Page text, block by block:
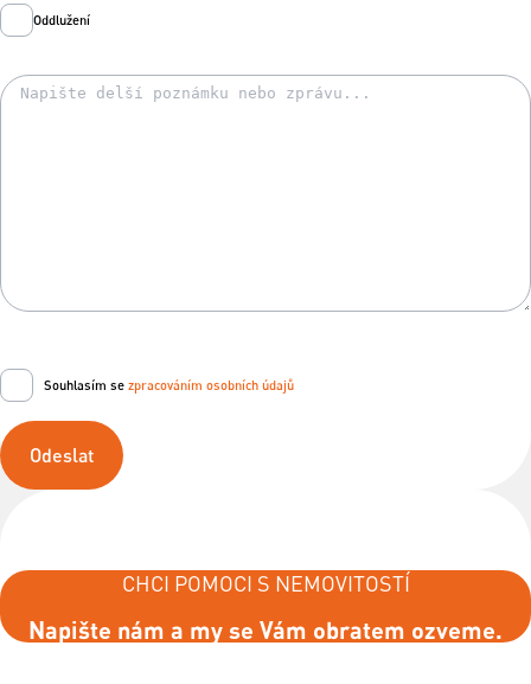
Oddlužení
Souhlasím se zpracováním osobních údajů
Odeslat
CHCI POMOCI S NEMOVITOSTÍ
Napište nám a my se Vám obratem ozveme.